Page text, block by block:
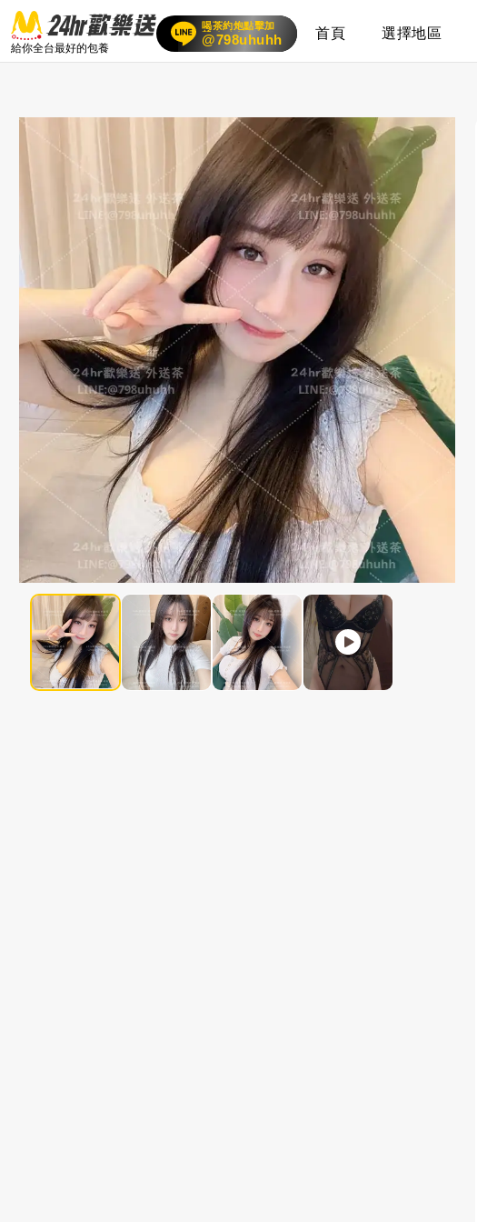
給你全台最好的包養
喝茶約炮點擊加
賴
24小時客服在線
@798uhuhh 首頁 選擇地區